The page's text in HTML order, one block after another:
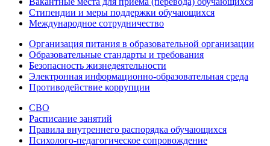
Стипендии и меры поддержки обучающихся
Международное сотрудничество
Организация питания в образовательной организации
Образовательные стандарты и требования
Безопасность жизнедеятельности
Электронная информационно-образовательная среда
Противодействие коррупции
СВО
Расписание занятий
Правила внутреннего распорядка обучающихся
Психолого-педагогическое сопровождение